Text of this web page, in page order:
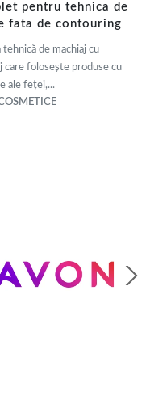
pentru tehnica de
fata de contouring
de machiaj cu
care folosește produse cu
ale feței,...